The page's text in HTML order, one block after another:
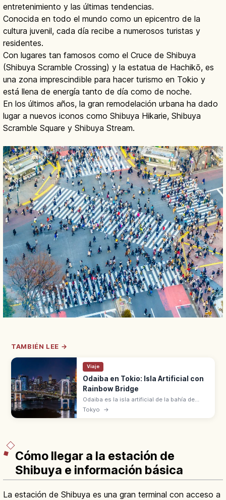
entretenimiento y las últimas tendencias.
Conocida en todo el mundo como un epicentro de la
cultura juvenil, cada día recibe a numerosos turistas y
residentes.
Con lugares tan famosos como el Cruce de Shibuya
(Shibuya Scramble Crossing) y la estatua de Hachikō, es
una zona imprescindible para hacer turismo en Tokio y
está llena de energía tanto de día como de noche.
En los últimos años, la gran remodelación urbana ha dado
lugar a nuevos iconos como Shibuya Hikarie, Shibuya
Scramble Square y Shibuya Stream.
TAMBIÉN LEE →
Viaje
Odaiba en Tokio: Isla Artificial con
Rainbow Bridge
Odaiba es la isla artificial de la bahía de
Tokio entre Minato y Koto. Rainbow Bridge
con vistas nocturnas, Rainbow Promenade
Tokyo →
Cómo llegar a la estación de
Shibuya e información básica
La estación de Shibuya es una gran terminal con acceso a